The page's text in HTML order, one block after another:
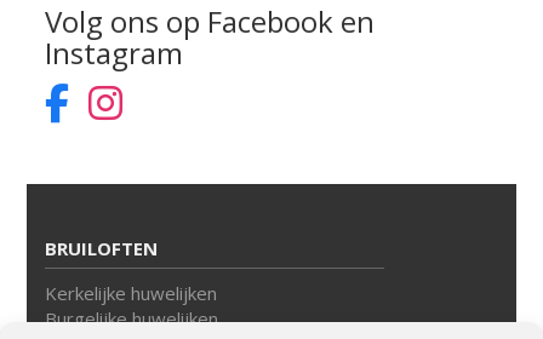
Volg ons op Facebook en
Instagram
BRUILOFTEN
Kerkelijke huwelijken
Burgelijke huwelijken